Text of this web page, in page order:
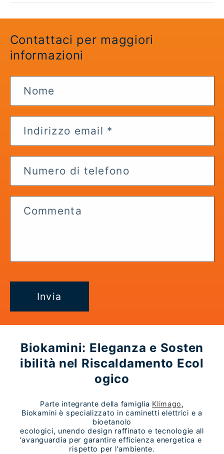
e
n
u
o
p
m
Contattaci per maggiori
informazioni
Nome
Indirizzo email *
Numero di telefono
Commenta
Invia
Biokamini: Eleganza e Sosten
ibilità nel Riscaldamento Ecol
ogico
Parte integrante della famiglia Klimago,
Biokamini è specializzato in caminetti elettrici e a
bioetanolo
ecologici, unendo design raffinato e tecnologie all
'avanguardia per garantire efficienza energetica e
rispetto per l'ambiente.